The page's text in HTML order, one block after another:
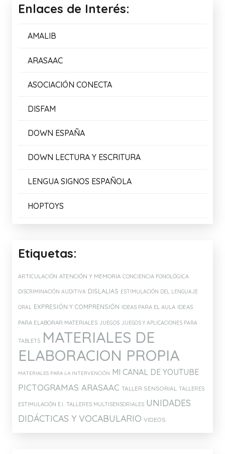
Enlaces de Interés:
AMALIB
ARASAAC
ASOCIACIÓN CONECTA
DISFAM
DOWN ESPAÑA
DOWN LECTURA Y ESCRITURA
LENGUA SIGNOS ESPAÑOLA
HOPTOYS
Etiquetas:
ARTICULACIÓN ATENCIÓN Y MEMORIA CONCIENCIA FONOLÓGICA
DISCRIMINACIÓN AUDITIVA DISLALIAS ESTIMULACIÓN DEL LENGUAJE
ORAL EXPRESIÓN Y COMPRENSIÓN IDEAS PARA EL AULA IDEAS
PARA ELABORAR MATERIALES JUEGOS JUEGOS Y APLICACIONES PARA
TABLETS MATERIALES DE
ELABORACION PROPIA
MATERIALES PARA LA INTERVENCIÓN MI CANAL DE YOUTUBE
PICTOGRAMAS ARASAAC TALLER SENSORIAL TALLERES
ESTIMULACIÓN E.I. TALLERES MULTISENSORIALES UNIDADES
DIDÁCTICAS Y VOCABULARIO VIDEOS